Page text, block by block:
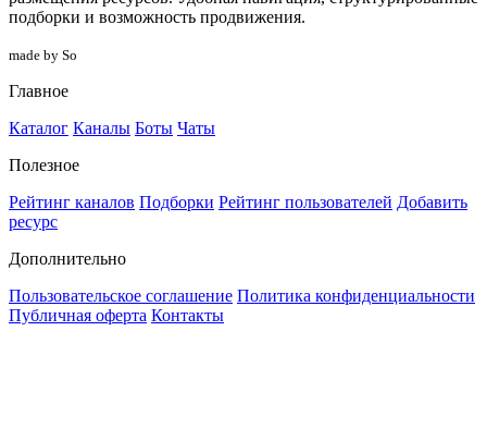
подборки и возможность продвижения.
made by So
Главное
Каталог Каналы Боты Чаты
Полезное
Рейтинг каналов Подборки Рейтинг пользователей Добавить
ресурс
Дополнительно
Пользовательское соглашение Политика конфиденциальности
Публичная оферта Контакты